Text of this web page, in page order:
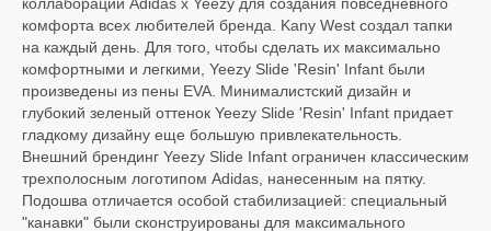
комфорта всех любителей бренда. Kany West создал тапки
на каждый день. Для того, чтобы сделать их максимально
комфортными и легкими, Yeezy Slide 'Resin' Infant были
произведены из пены EVA. Минималистский дизайн и
глубокий зеленый оттенок Yeezy Slide 'Resin' Infant придает
гладкому дизайну еще большую привлекательность.
Внешний брендинг Yeezy Slide Infant ограничен классическим
трехполосным логотипом Adidas, нанесенным на пятку.
Подошва отличается особой стабилизацией: специальный
"канавки" были сконструированы для максимального